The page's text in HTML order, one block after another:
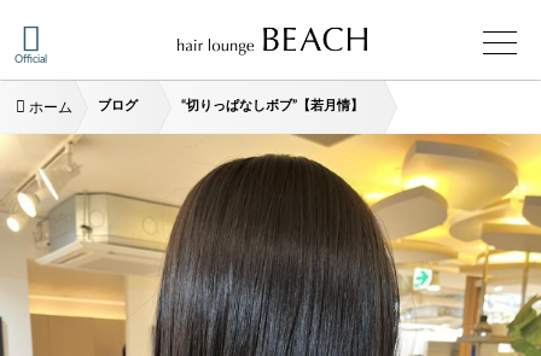
Official
ホーム ブログ “切りっぱなしボブ”【若月情】